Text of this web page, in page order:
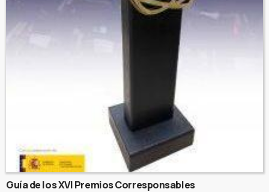
Guía de los XVI Premios Corresponsables